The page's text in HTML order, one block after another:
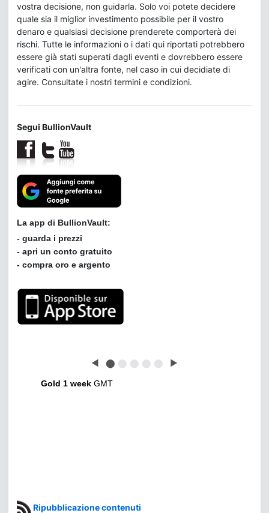
vostra decisione, non guidarla. Solo voi potete decidere
quale sia il miglior investimento possibile per il vostro
denaro e qualsiasi decisione prenderete comporterà dei
rischi. Tutte le informazioni o i dati qui riportati potrebbero
essere già stati superati dagli eventi e dovrebbero essere
verificati con un'altra fonte, nel caso in cui decidiate di
agire. Consultate i nostri termini e condizioni.
Segui BullionVault
Leggi le opinioni dei clienti di BullionVault
◀ ⬤ ⬤ ⬤ ⬤ ⬤ ▶
Gold 1 week GMT
Ripubblicazione contenuti